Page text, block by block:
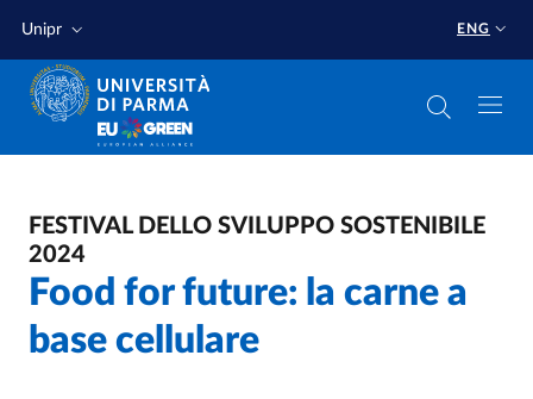
Unipr ENG
FESTIVAL DELLO SVILUPPO SOSTENIBILE
2024
Food for future: la carne a
base cellulare